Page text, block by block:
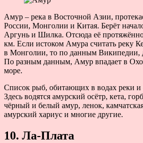
Амур – река в Восточной Азии,
России, Монголии и Китая. Берёт
Аргунь и Шилка. Отсюда её
км. Если истоком Амура считать реку
в Монголии, то по данным Википедии,
По разным данным, Амур впадает в
море.
Список рыб, обитающих в водах реки и
Здесь водятся амурский осётр, кета,
чёрный и белый амур, ленок,
амурский хариус и многие другие.
10. Ла-Плата